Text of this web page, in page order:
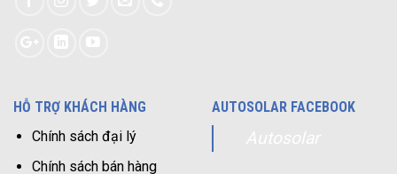
HỖ TRỢ KHÁCH HÀNG
Chính sách đại lý
Chính sách bán hàng
AUTOSOLAR FACEBOOK